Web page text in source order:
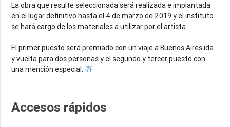
La obra que resulte seleccionada será realizada e implantada
en el lugar definitivo hasta el 4 de marzo de 2019 y el instituto
se hará cargo de los materiales a utilizar por el artista.
El primer puesto será premiado con un viaje a Buenos Aires ida
y vuelta para dos personas y el segundo y tercer puesto con
una mención especial.
Accesos rápidos